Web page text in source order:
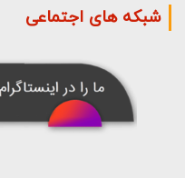
شبکه های اجتماعی